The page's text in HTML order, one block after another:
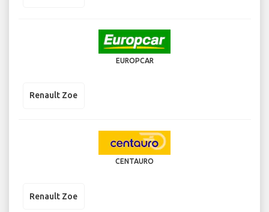
EUROPCAR
Renault Zoe
CENTAURO
Renault Zoe